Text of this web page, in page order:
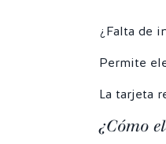
¿Falta de
Permite
La tarjeta
¿Cómo